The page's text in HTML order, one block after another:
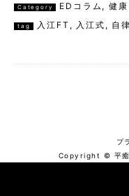
Category EDコラム ,健
tag 入江FT , 入江式 , 自
プ
Copyright © 平癒